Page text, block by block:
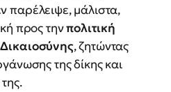
παρέλειψε, μάλιστα,
προς τηνπολιτική
, ζητώντας
της δίκης και